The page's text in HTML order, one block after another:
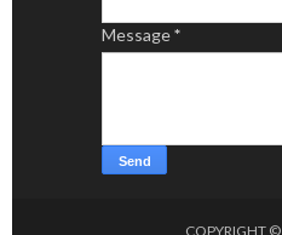
Message*
COPYRIGHT ©